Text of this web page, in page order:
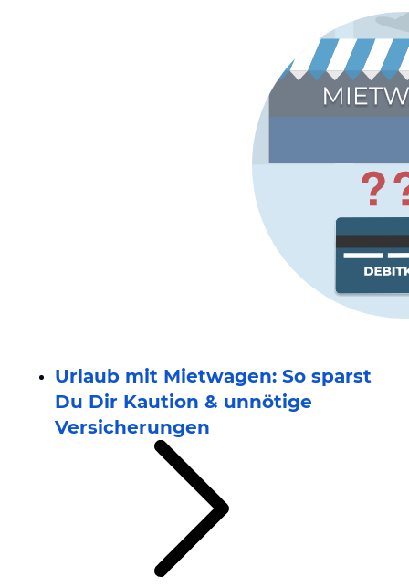
Urlaub mit Mietwagen: So sparst
Du Dir Kaution & unnötige
Versicherungen